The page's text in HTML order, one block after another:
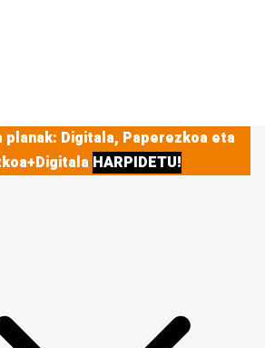
planak: Digitala, Paperezkoa eta
HARPIDETU!